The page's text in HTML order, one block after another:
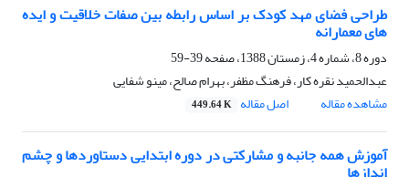
طراحی فضای مهد کودک بر اساس رابطه بین صفات خلاقیت و ایده
های معمارانه
دوره 8، شماره 4، زمستان 1388، صفحه
39-59
عبدالحمید نقره کار، فرهنگ مظفر، بهرام صالح، مینو شفایی
مشاهده مقاله
اصل مقاله 449.64 K
آموزش همه جانبه و مشارکتی در دوره ابتدایی دستاوردها و چشم